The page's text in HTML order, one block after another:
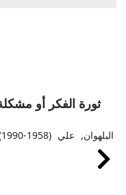
ثورة الفكر أو